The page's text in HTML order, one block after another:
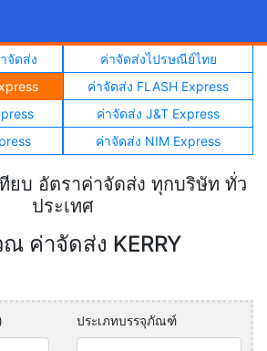
จัดส่ง
ค่าจัดส่งไปรษณีย์ไทย
ค่าจัดส่ง FLASH Express
ค่าจัดส่ง J&T Express
ค่าจัดส่ง NIM Express
ทียบ อัตราค่าจัดส่ง ทุกบริษัท ทั่ว
ประเทศ
ค่าจัดส่ง KERRY
ประเภทบรรจุภัณฑ์